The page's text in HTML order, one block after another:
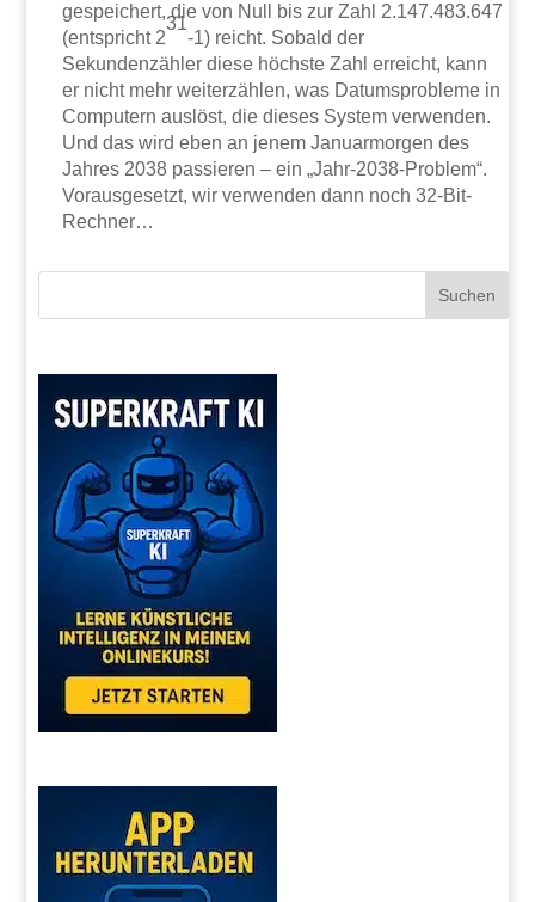
gespeichert, die von Null bis zur Zahl 2.147.483.647
(entspricht 2
31
-1) reicht. Sobald der
Sekundenzähler diese höchste Zahl erreicht, kann
er nicht mehr weiterzählen, was Datumsprobleme in
Computern auslöst, die dieses System verwenden.
Und das wird eben an jenem Januarmorgen des
Jahres 2038 passieren – ein „Jahr-2038-Problem“.
Vorausgesetzt, wir verwenden dann noch 32-Bit-
Rechner…